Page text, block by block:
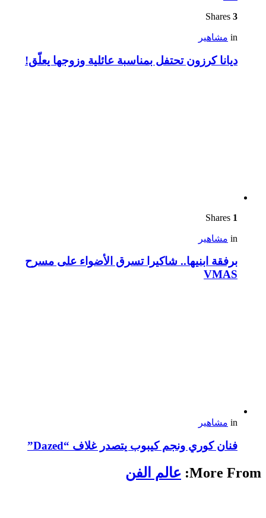
3
in مشاهير
ديانا كرزون تحتفل بمناسبة عائلية وزوجها يعلّق!
1
in مشاهير
برفقة ابنيها.. شاكيرا تسرق الأضواء على مسرح
VMAS
in مشاهير
فنان كوري ونجم كيبوب يتصدر غلاف “Dazed”
More From: عالم الفن